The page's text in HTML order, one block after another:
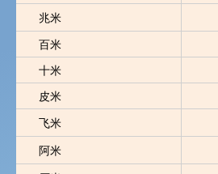
兆米
百米
十米
皮米
飞米
阿米